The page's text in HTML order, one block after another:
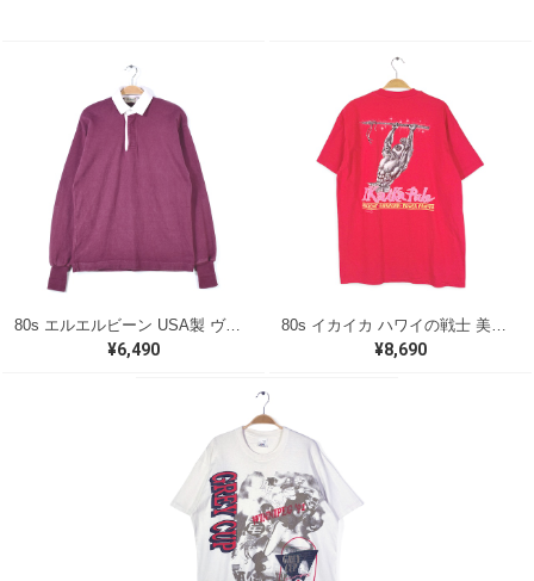
80s エルエルビーン USA製 ヴィンテージ ラガーシャツ バーガンディー ホワイト オールド L.L.BEAN メンズS 古着 @CC0180
¥6,490 ¥8,690